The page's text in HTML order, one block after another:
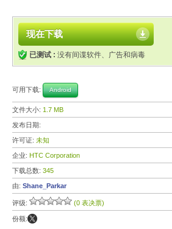
现在下载
已测试 : 没有间谍软件、广告和病毒
可用下载: Android
文件大小: 1.7 MB
发布日期:
许可证: 未知
企业: HTC Corporation
下载总数: 345
由: Shane_Parkar
评级: (0 表决票)
份额: